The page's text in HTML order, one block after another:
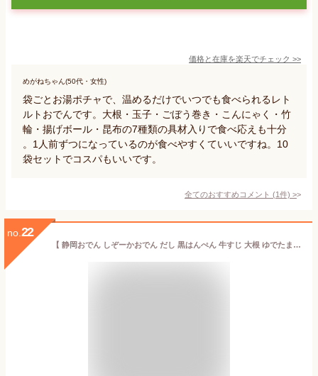
価格と在庫を楽天でチェック >>
めがねちゃん(50代・女性)
袋ごとお湯ポチャで、温めるだけでいつでも食べられるレト
ルトおでんです。大根・玉子・ごぼう巻き・こんにゃく・竹
輪・揚げボール・昆布の7種類の具材入りで食べ応えも十分
。1人前ずつになっているのが食べやすくていいですね。10
袋セットでコスパもいいです。
全てのおすすめコメント (1件) >
no. 22
【 静岡おでん しぞーかおでん だし 黒はんぺん 牛すじ 大根 ゆでたまご こんにゃく 焼きちくわ おでん 静岡土産 】鰹節屋がつくった贅沢静岡おでん